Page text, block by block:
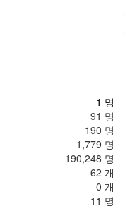
1 명
91 명
190 명
1,779 명
190,248 명
62 개
0 개
11 명